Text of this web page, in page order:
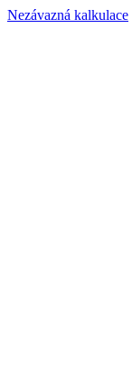
Nezávazná kalkulace